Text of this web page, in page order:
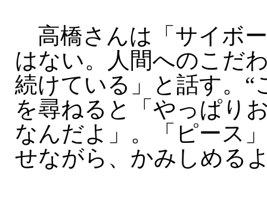
高橋さんは「サイボ
はない。人間へのこだ
続けている」と話す。“
を尋ねると「やっぱり
なんだよ」。「ピース
せながら、かみしめる